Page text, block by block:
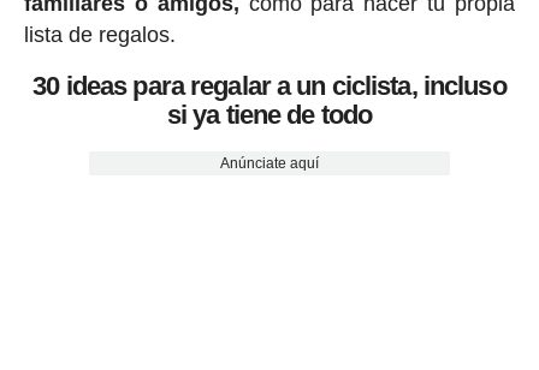
lista de regalos.
30 ideas para regalar a un ciclista, incluso
si ya tiene de todo
Anúnciate aquí